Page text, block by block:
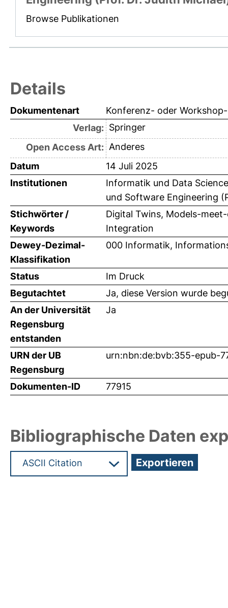
Browse Publikationen
Details
Dokumentenart
Konferenz- oder
Verlag: Springer
Open Access Art: Anderes
Datum
14 Juli 2025
Institutionen
Informatik und Data
und Software Engineering
Stichwörter /
Keywords
Digital Twins, Models-
Integration
Dewey-Dezimal-
Klassifikation
000 Informatik,
Status
Im Druck
Begutachtet
Ja, diese Version wurde
An der Universität
Regensburg
entstanden
Ja
URN der UB
Regensburg
urn:nbn:de:bvb:355-epub-
Dokumenten-ID 77915
Bibliographische Daten